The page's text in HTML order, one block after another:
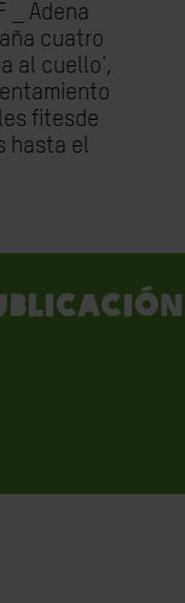
_ Adena
cuatro
al cuello',
fitesde
hasta el